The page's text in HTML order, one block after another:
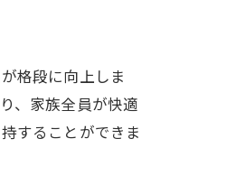
格段に向上しま
、家族全員が快適
することができま